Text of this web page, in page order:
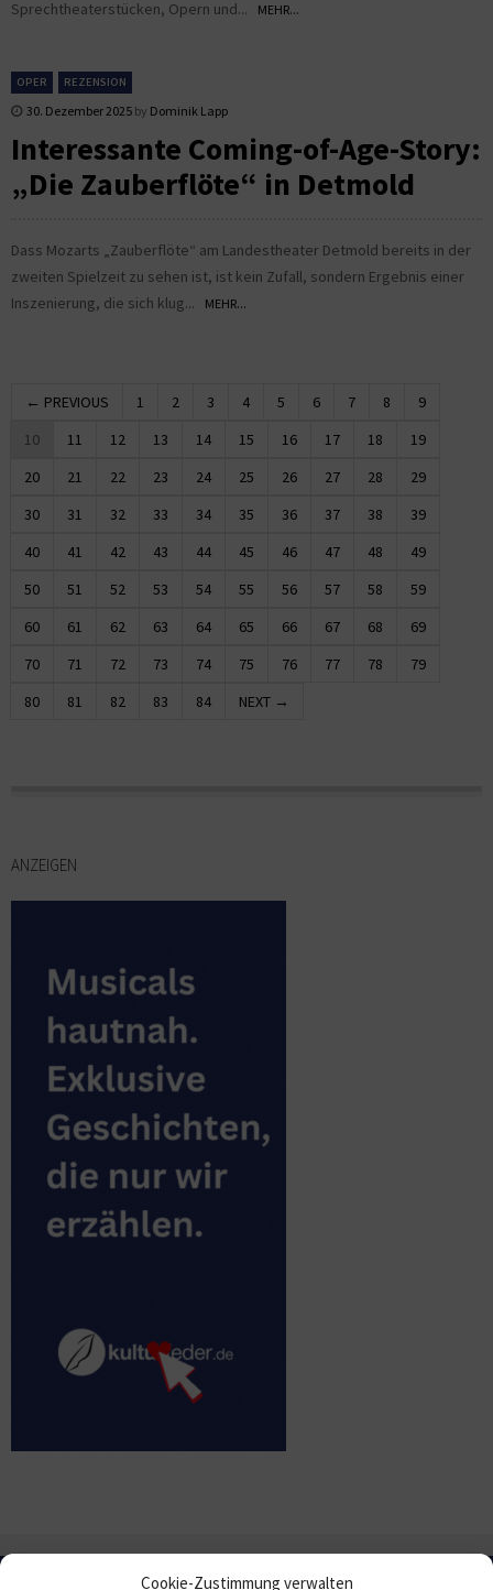
Cookie-Zustimmung verwalten
Sprechtheaterstücken, Opern und...
MEHR...
OPER REZENSION
30. Dezember 2025 by Dominik Lapp
Interessante Coming-of-Age-Story:
„Die Zauberflöte“ in Detmold
Dass Mozarts „Zauberflöte“ am Landestheater Detmold bereits in der
zweiten Spielzeit zu sehen ist, ist kein Zufall, sondern Ergebnis einer
Inszenierung, die sich klug...
MEHR...
← PREVIOUS 1 2 3 4 5 6 7 8
9
10
11 12 13 14 15 16 17 18
19
20
21 22 23 24 25 26 27 28
29
30
31 32 33 34 35 36 37 38
39
40
41 42 43 44 45 46 47 48
49
50
51 52 53 54 55 56 57 58
59
60
61 62 63 64 65 66 67 68
69
70
71 72 73 74 75 76 77 78
79
80
81 82 83 84 NEXT →
ANZEIGEN